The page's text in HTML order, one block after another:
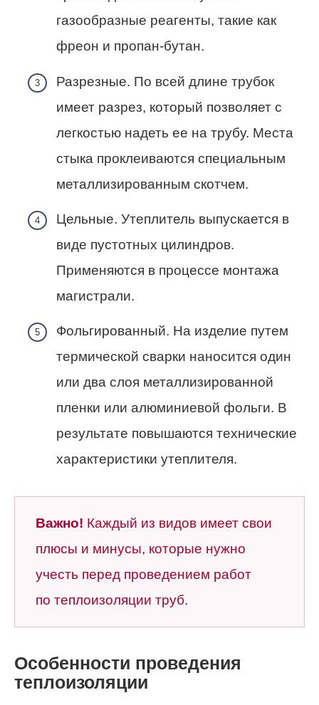
газообразные реагенты, такие как
фреон и пропан-бутан.
Разрезные. По всей длине трубок
имеет разрез, который позволяет с
легкостью надеть ее на трубу. Места
стыка проклеиваются специальным
металлизированным скотчем.
Цельные. Утеплитель выпускается в
виде пустотных цилиндров.
Применяются в процессе монтажа
магистрали.
Фольгированный. На изделие путем
термической сварки наносится один
или два слоя металлизированной
пленки или алюминиевой фольги. В
результате повышаются технические
характеристики утеплителя.
Важно! Каждый из видов имеет свои
плюсы и минусы, которые нужно
учесть перед проведением работ
по теплоизоляции труб.
Особенности проведения
теплоизоляции